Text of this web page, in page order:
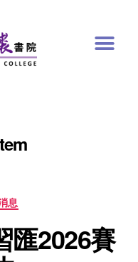
息
匯2026賽